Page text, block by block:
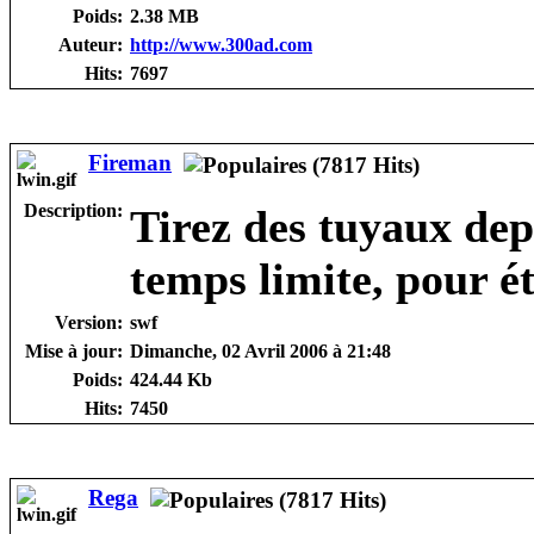
Poids: 2.38 MB
Auteur: http://www.300ad.com
Hits: 7697
Fireman
Description: Tirez des tuyaux
temps limite, pour
Version: swf
Mise à jour: Dimanche, 02 Avril 2006 à 21:48
Poids: 424.44 Kb
Hits: 7450
Rega